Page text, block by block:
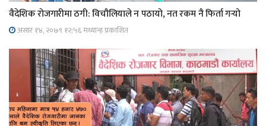
वैदेशिक रोजगारीमा ठगी: विचौलियाले न पठायो, नत रकम नै फिर्ता गर्‍यो
असार १४, २०७९ १२;५६ मध्यान्ह प्रकाशित